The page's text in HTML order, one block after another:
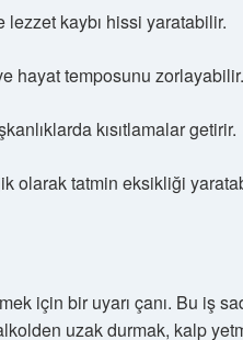
kaybı hissi yaratabilir.
hayat temposunu zorlayabilir.
kısıtlamalar getirir.
olarak tatmin eksikliği
için bir uyarı çanı. Bu iş
uzak durmak, kalp